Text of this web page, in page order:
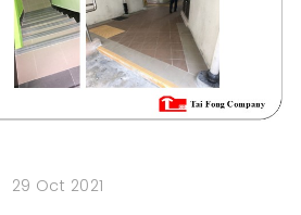
29 Oct 2021